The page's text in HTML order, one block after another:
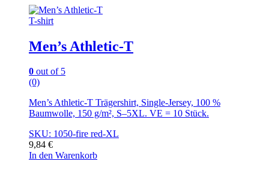
T-shirt
Men’s Athletic-T
0 out of 5
(0)
Men’s Athletic-T Trägershirt, Single-Jersey, 100 %
Baumwolle, 150 g/m², S–5XL. VE = 10 Stück.
SKU: 1050-fire red-XL
9,84 €
In den Warenkorb